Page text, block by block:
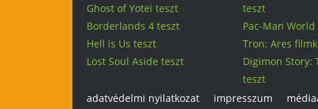
Ghost of Yotei teszt
Borderlands 4 teszt
Hell is Us teszt
Lost Soul Aside teszt
teszt
Pac-Man World
Tron: Ares
Digimon Story:
teszt
adatvédelmi nyilatkozat impresszum